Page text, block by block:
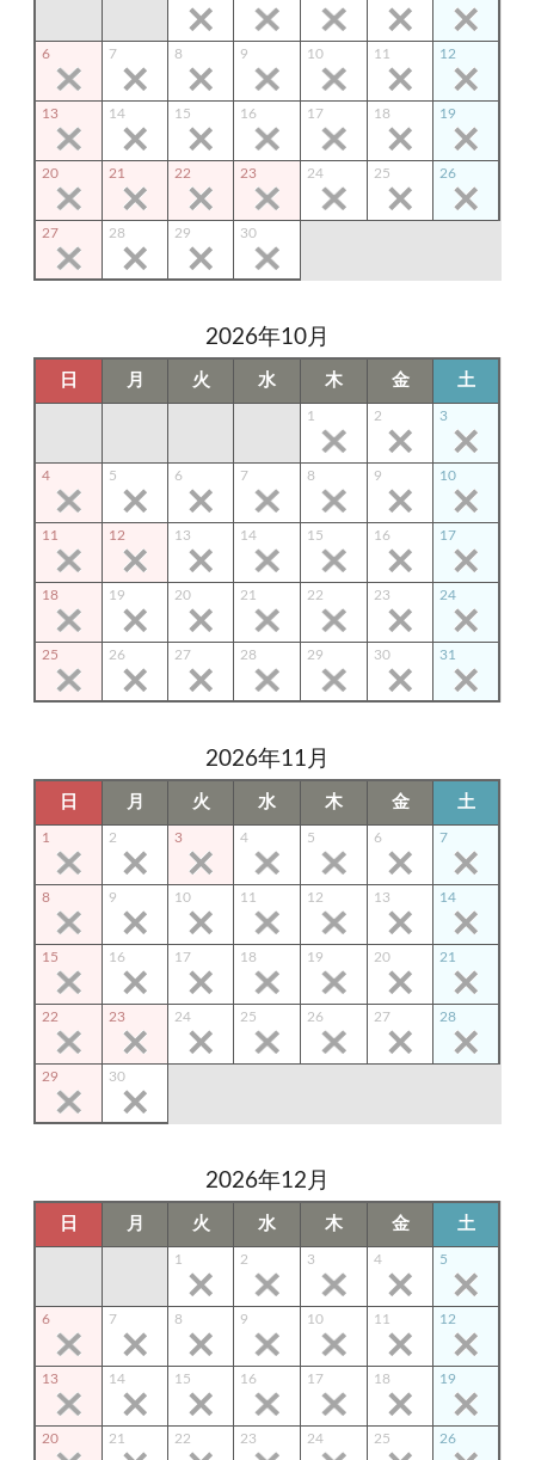
6 7 8 9 10 11 12
13 14 15 16 17 18 19
20 21 22 23 24 25 26
27 28 29 30
2026年10月
日 月 火 水 木 金 土
1 2 3
4 5 6 7 8 9 10
11 12 13 14 15 16 17
18 19 20 21 22 23 24
25 26 27 28 29 30 31
2026年11月
日 月 火 水 木 金 土
1 2 3 4 5 6 7
8 9 10 11 12 13 14
15 16 17 18 19 20 21
22 23 24 25 26 27 28
29 30
2026年12月
日 月 火 水 木 金 土
1 2 3 4 5
6 7 8 9 10 11 12
13 14 15 16 17 18 19
20 21 22 23 24 25 26